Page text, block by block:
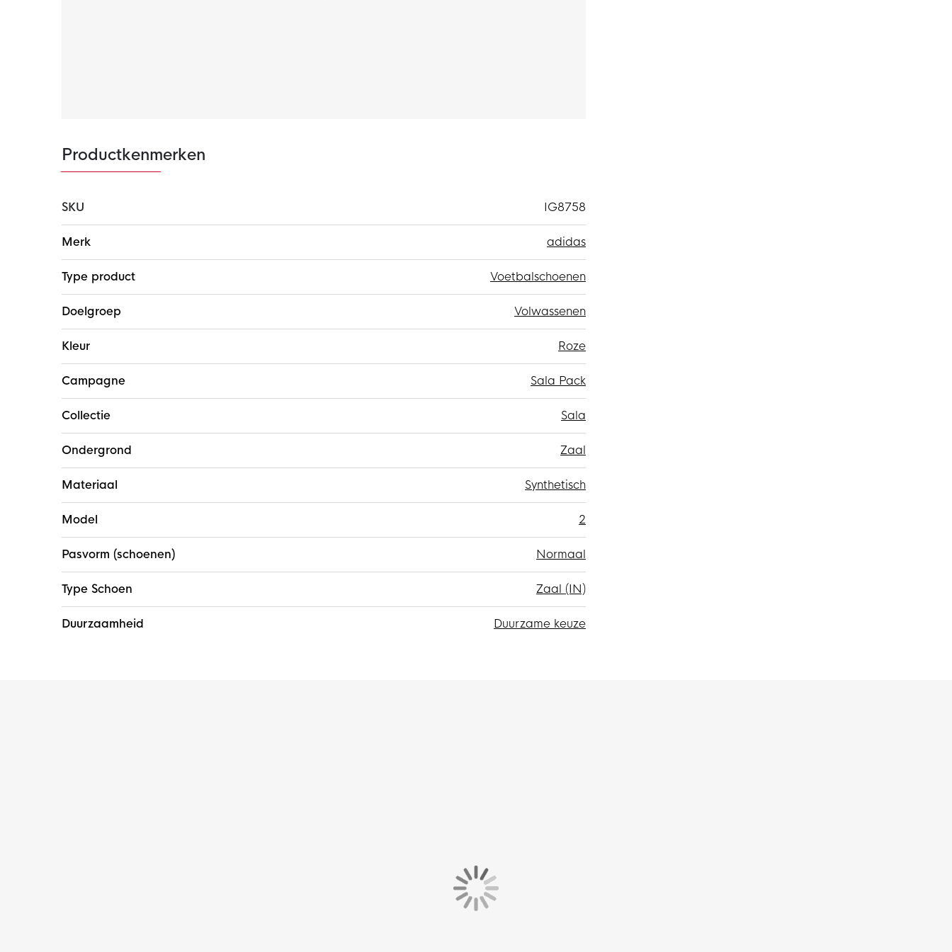
Productkenmerken
SKU
IG8758
informatie
Merk adidas
Type product Voetbalschoenen
Doelgroep Volwassenen
Kleur Roze
Campagne Sala Pack
Collectie Sala
Ondergrond Zaal
Materiaal Synthetisch
Model 2
Pasvorm (schoenen) Normaal
Type Schoen Zaal (IN)
Duurzaamheid Duurzame keuze